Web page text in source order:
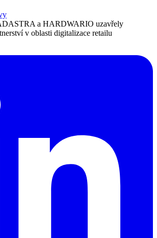
a HARDWARIO uzavřely
v oblasti digitalizace retailu